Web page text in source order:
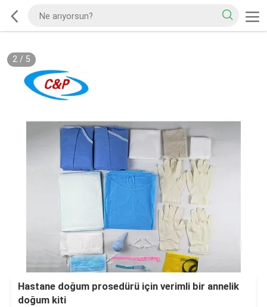
2/ 5
Hastane doğum prosedürü için verimli bir annelik
doğum kiti